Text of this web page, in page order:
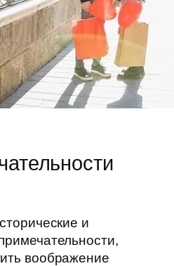
и
воображение